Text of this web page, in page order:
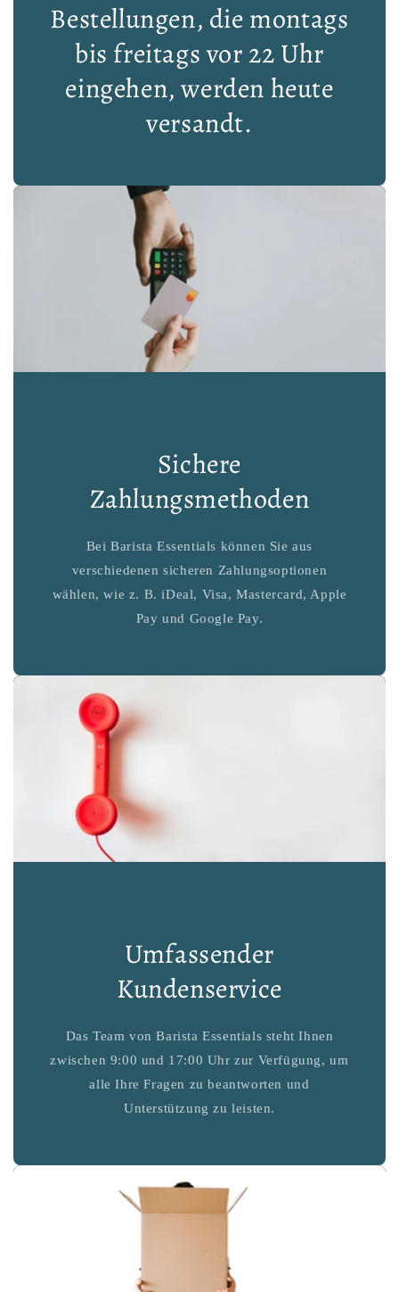
Bestellungen, die montags
bis freitags vor 22 Uhr
eingehen, werden heute
versandt.
Sichere
Zahlungsmethoden
Bei Barista Essentials können Sie aus
verschiedenen sicheren Zahlungsoptionen
wählen, wie z. B. iDeal, Visa, Mastercard, Apple
Pay und Google Pay.
Umfassender
Kundenservice
Das Team von Barista Essentials steht Ihnen
zwischen 9:00 und 17:00 Uhr zur Verfügung, um
alle Ihre Fragen zu beantworten und
Unterstützung zu leisten.